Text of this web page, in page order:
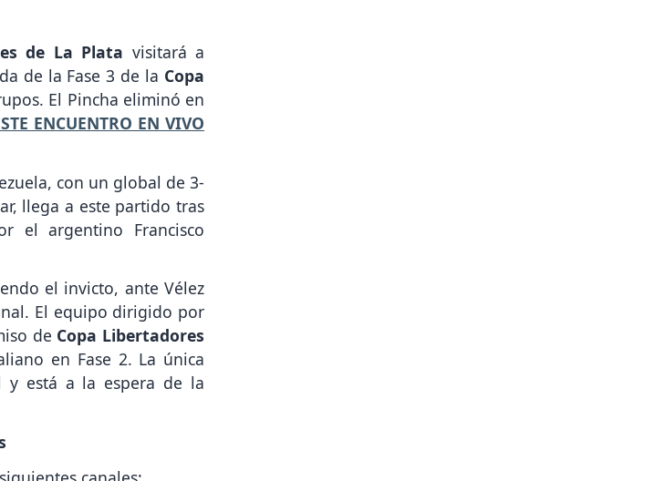
de La Plata visitará a
de la Fase 3 de la Copa
El Pincha eliminó en
ENCUENTRO EN VIVO
con un global de 3-
llega a este partido tras
el argentino Francisco
el invicto, ante Vélez
El equipo dirigido por
de Copa Libertadores
en Fase 2. La única
y está a la espera de la